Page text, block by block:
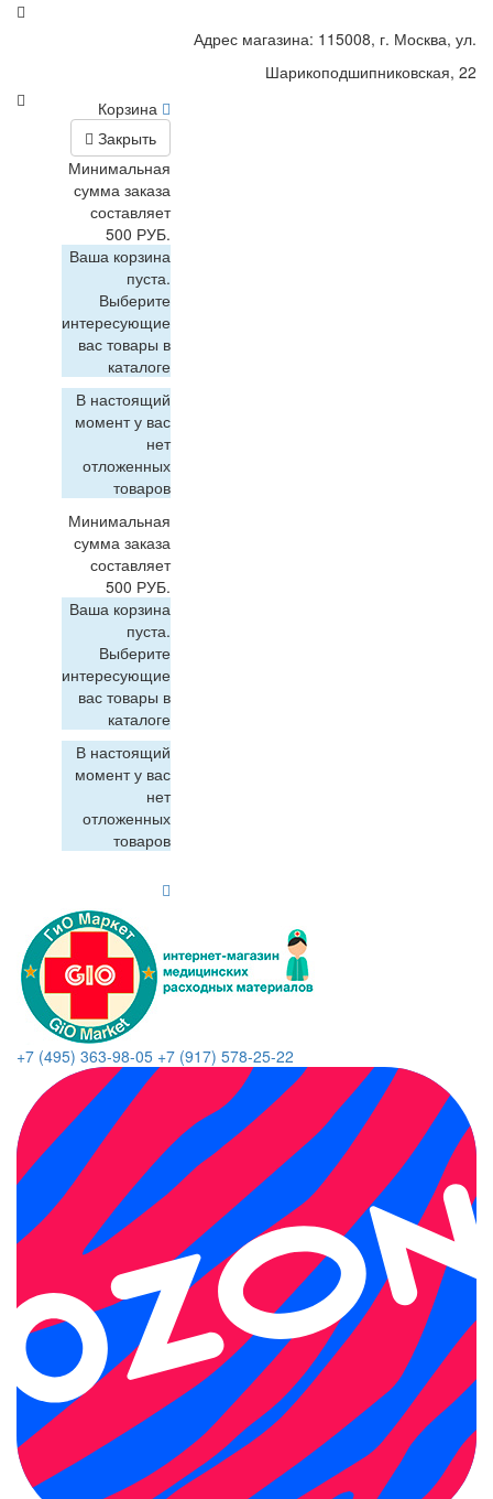
Адрес магазина: 115008, г. Москва, ул.
Шарикоподшипниковская, 22
Корзина
Закрыть
Минимальная
сумма заказа
составляет
500 РУБ.
Ваша корзина
пуста.
Выберите
интересующие
вас товары в
каталоге
В настоящий
момент у вас
нет
отложенных
товаров
Минимальная
сумма заказа
составляет
500 РУБ.
Ваша корзина
пуста.
Выберите
интересующие
вас товары в
каталоге
В настоящий
момент у вас
нет
отложенных
товаров
+7 (495) 363-98-05 +7 (917) 578-25-22